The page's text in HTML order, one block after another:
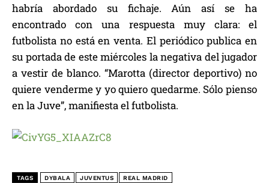
habría abordado su fichaje. Aún así se ha
encontrado con una respuesta muy clara: el
futbolista no está en venta. El periódico publica en
su portada de este miércoles la negativa del jugador
a vestir de blanco. “Marotta (director deportivo) no
quiere venderme y yo quiero quedarme. Sólo pienso
en la Juve”, manifiesta el futbolista.
TAGS DYBALA JUVENTUS REAL MADRID